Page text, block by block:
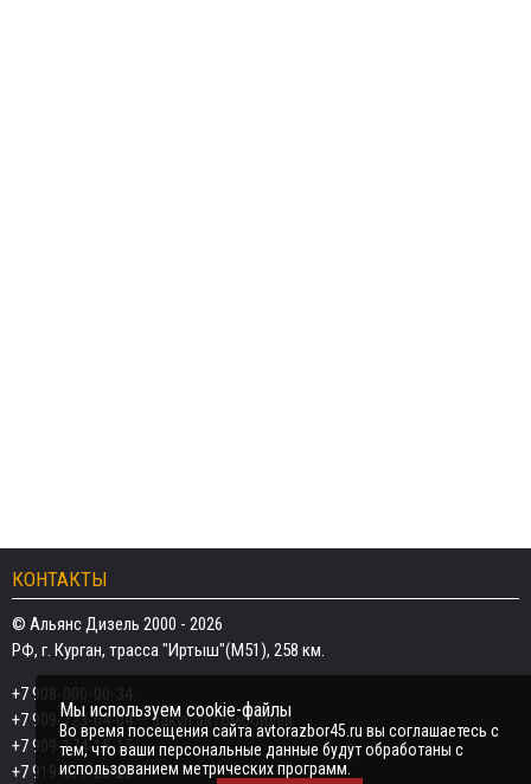
КОНТАКТЫ
© Альянс Дизель 2000 - 2026
РФ, г. Курган, трасса "Иртыш"(М51), 258 км.
+7 908-000-00-34
+7 909-723-04-04— закуп автомобилей
+7 909-174-15-15
+7 919-577-20-20
Мы используем cookie-файлы
Во время посещения сайта avtorazbor45.ru вы соглашаетесь с
тем, что ваши персональные данные будут обработаны с
использованием метрических программ.